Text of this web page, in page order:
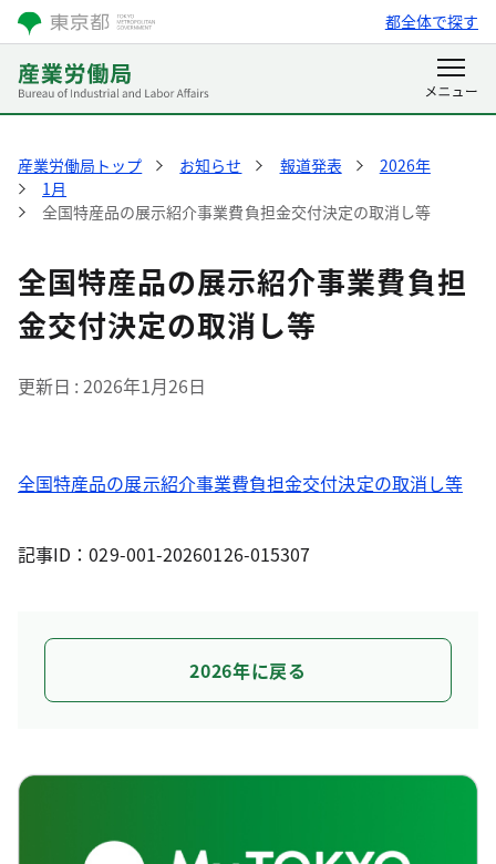
都全体で探す
産業労働局トップ お知らせ 報道発表
2026年
1月
全国特産品の展示紹介事業費負担金交付決定の取消し等
全国特産品の展示紹介事業費負担
金交付決定の取消し等
更新日 2026年1月26日
全国特産品の展示紹介事業費負担金交付決定の取消し等
記事ID：029-001-20260126-015307
2026年に戻る